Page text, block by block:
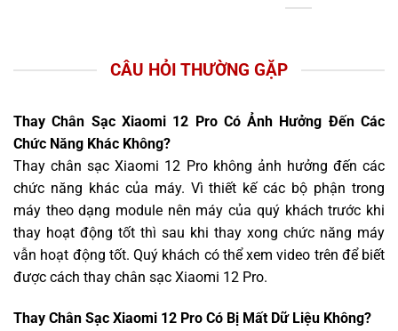
CÂU HỎI THƯỜNG GẶP
Thay Chân Sạc Xiaomi 12 Pro Có Ảnh Hưởng Đến Các
Chức Năng Khác Không?
Thay chân sạc Xiaomi 12 Pro không ảnh hưởng đến các
chức năng khác của máy. Vì thiết kế các bộ phận trong
máy theo dạng module nên máy của quý khách trước khi
thay hoạt động tốt thì sau khi thay xong chức năng máy
vẫn hoạt động tốt. Quý khách có thể xem video trên để biết
được cách thay chân sạc Xiaomi 12 Pro.
Thay Chân Sạc Xiaomi 12 Pro Có Bị Mất Dữ Liệu Không?